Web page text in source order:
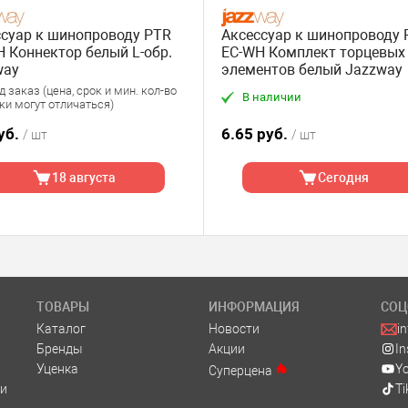
к шинопроводу PTR
Коннектор белый L-обр.
заказ (цена, срок и мин. кол-во
могут отличаться)
/ шт
18 августа
Аксессуар к шинопроводу
EC-WH Комплект торцевых
элементов белый Jazzway
В наличии
6.65 руб. / шт
Сегодня
ТОВАРЫ
Каталог
Бренды
Уценка
ИНФОРМАЦИЯ
Новости
Акции
Суперцена